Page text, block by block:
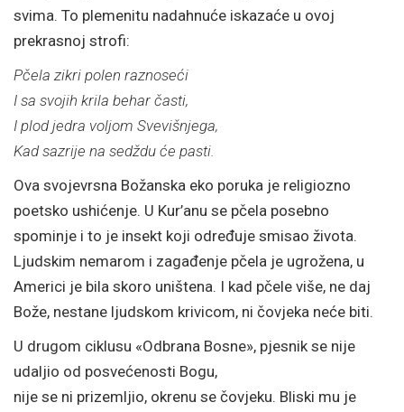
svima. To plemenitu nadahnuće iskazaće u ovoj
prekrasnoj strofi:
Pčela zikri polen raznoseći
I sa svojih krila behar časti,
I plod jedra voljom Svevišnjega,
Kad sazrije na sedždu će pasti.
Ova svojevrsna Božanska eko poruka je religiozno
poetsko ushićenje. U Kur’anu se pčela posebno
spominje i to je insekt koji određuje smisao života.
Ljudskim nemarom i zagađenje pčela je ugrožena, u
Americi je bila skoro uništena. I kad pčele više, ne daj
Bože, nestane ljudskom krivicom, ni čovjeka neće biti.
U drugom ciklusu «Odbrana Bosne», pjesnik se nije
udaljio od posvećenosti Bogu,
nije se ni prizemljio, okrenu se čovjeku. Bliski mu je